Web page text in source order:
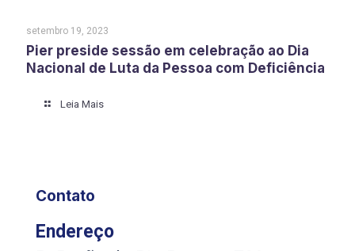
setembro 19, 2023
Pier preside sessão em celebração ao Dia
Nacional de Luta da Pessoa com Deficiência
Leia Mais
Contato
Endereço